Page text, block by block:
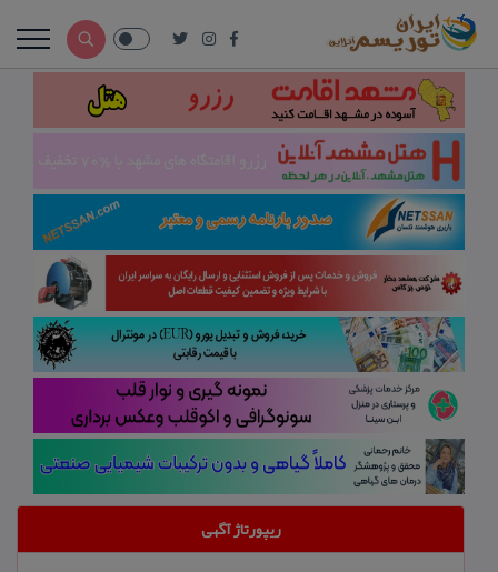
ریپورتاژ آگهی